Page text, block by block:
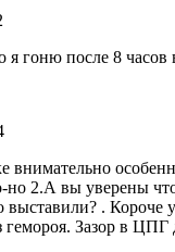
гоню после 8
внимательно
2.А вы уверены
. Короче
гемороя. Зазор в